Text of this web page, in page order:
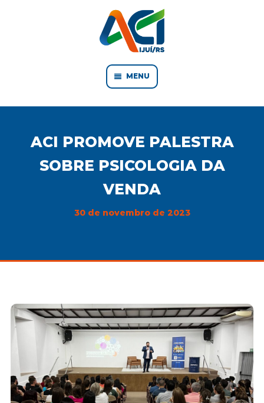
MENU
ACI PROMOVE PALESTRA
SOBRE PSICOLOGIA DA
VENDA
30 de novembro de 2023